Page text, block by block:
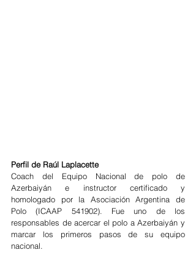
Perfil de Raúl Laplacette
Coach del Equipo Nacional de polo de
Azerbaiyán e instructor certificado y
homologado por la Asociación Argentina de
Polo (ICAAP 541902). Fue uno de los
responsables de acercar el polo a Azerbaiyán y
marcar los primeros pasos de su equipo
nacional.